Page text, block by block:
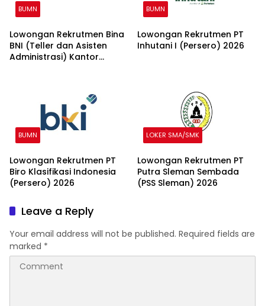
BUMN
Lowongan Rekrutmen Bina
BNI (Teller dan Asisten
Administrasi) Kantor
BUMN
Lowongan Rekrutmen PT
Inhutani I (Persero) 2026
BUMN
Lowongan Rekrutmen PT
Biro Klasifikasi Indonesia
(Persero) 2026
LOKER SMA/SMK
Lowongan Rekrutmen PT
Putra Sleman Sembada
(PSS Sleman) 2026
Leave a Reply
Your email address will not be published. Required fields are
marked *